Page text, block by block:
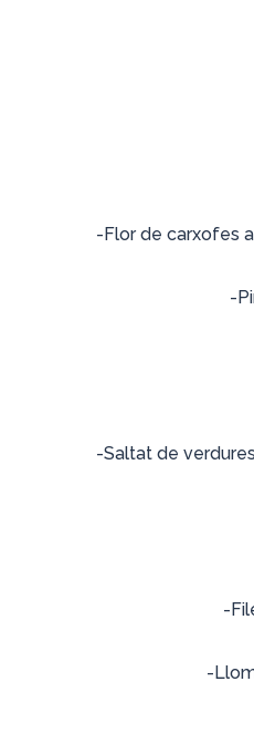
-Flor de carxofes
-
-Saltat de
-
-